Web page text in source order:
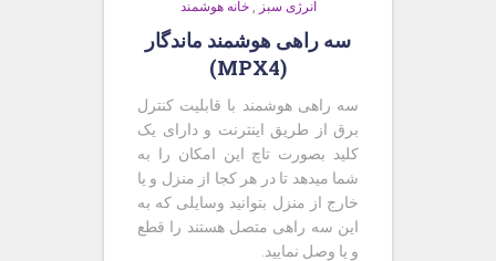
انرژی سبز ,خانه هوشمند
سه راهی هوشمند ماندگار
(MPX4)
سه راهی هوشمند با قابلیت کنترل
برق از طریق اینترنت و دارای یک
کلید بصورت تاچ این امکان را به
شما میدهد تا در هر کجا از منزل و یا
خارج از منزل بتوانید وسایلی که به
این سه راهی متصل هستند را قطع
و یا وصل نمایید.